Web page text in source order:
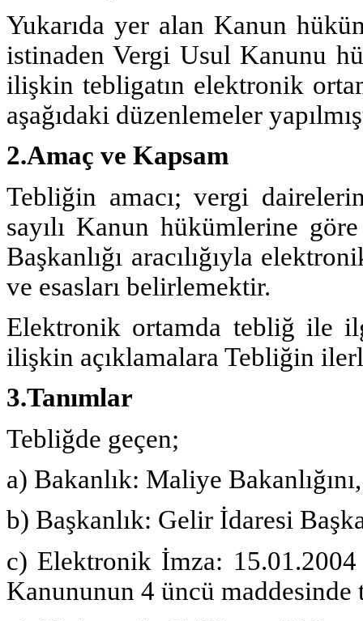
Yukarıda yer alan Kanun
istinaden Vergi Usul Kanunu
ilişkin tebligatın elektronik
aşağıdaki düzenlemeler
2.Amaç ve Kapsam
Tebliğin amacı; vergi
sayılı Kanun hükümlerine
Başkanlığı aracılığıyla
ve esasları belirlemektir.
Elektronik ortamda tebliğ ile
ilişkin açıklamalara Tebliğin
3.Tanımlar
Tebliğde geçen;
a) Bakanlık: Maliye Bakanlığını,
b) Başkanlık: Gelir İdaresi
c) Elektronik İmza:
Kanununun 4 üncü